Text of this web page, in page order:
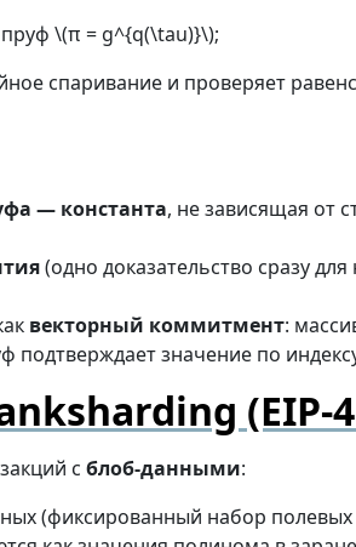
пруф \(π = g^{q(\tau)}\);
спаривание и проверяет
— константа, не зависящая от
(одно доказательство сразу для
векторный коммитмент:
подтверждает значение по
(EIP-
с блоб-данными:
(фиксированный набор полевых